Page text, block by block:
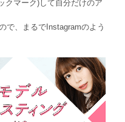
クマーク)して自分だけのア
で、まるでInstagramのよう